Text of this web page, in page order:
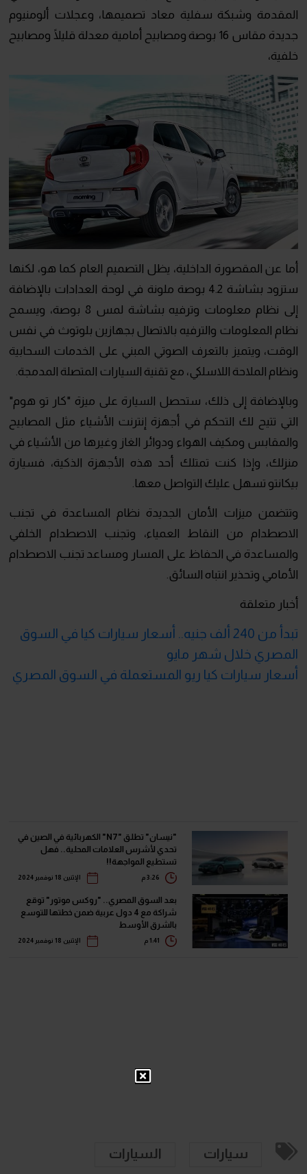
المقدمة وشبكة سفلية معاد تصميمها، وعجلات ألومنيوم
جديدة مقاس 16 بوصة ومصابيح أمامية معدلة قليلًا ومصابيح
خلفية،
أما عن المقصورة الداخلية، يظل التصميم العام كما هو، لكنها
ستزود بشاشة 4.2 بوصة ملونة في لوحة العدادات بالإضافة
إلى نظام معلومات وترفيه بشاشة لمس 8 بوصة، ويسمح
نظام المعلومات والترفيه بالاتصال بجهازين بلوتوث في نفس
الوقت، ويتميز بالتعرف الصوتي المبني على الخدمات السحابية
ونظام الملاحة اللاسلكي، مع تقنية السيارات المتصلة المدمجة.
وبالإضافة إلى ذلك، ستحصل السيارة على ميزة "كار تو هوم"
التي تتيح لك التحكم في أجهزة إنترنت الأشياء مثل المصابيح
والمقابس ومكيف الهواء ودوائر الغاز وغيرها من الأشياء في
منزلك، وإذا كنت تمتلك أحد هذه الأجهزة الذكية، فسيارة
بيكانتو تسهل عليك التواصل معها.
وتتضمن ميزات الأمان الجديدة نظام المساعدة في تجنب
الاصطدام من النقاط العمياء، وتجنب الاصطدام الخلفي
والمساعدة في الحفاظ على المسار ومساعد تجنب الاصطدام
الأمامي وتحذير انتباه السائق.
أخبار متعلقة
تبدأ من 240 ألف جنيه.. أسعار سيارات كيا في السوق
المصري خلال شهر مايو
أسعار سيارات كيا ريو المستعملة في السوق المصري
"نيسان" تطلق "N7" الكهربائية في الصين في
تحدي لأشرس العلامات المحلية.. فهل
تستطيع المواجهة!!
الإثنين 18 نوفمبر 2024
بعد السوق المصري.. "روكس موتور" توقع
شراكة مع 4 دول عربية ضمن خطتها للتوسع
بالشرق الأوسط
الإثنين 18 نوفمبر 2024
سيارات السيارات